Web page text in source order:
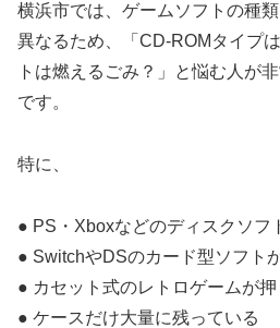
横浜市では、ゲームソフトの種
異なるため、「CD-ROMタイプ
トは燃えるごみ？」と悩む人が
です。
特に、
● PS・Xboxなどのディスクソフ
● SwitchやDSのカード型ソフト
● カセット式のレトロゲームが
● ケースだけ大量に残っている